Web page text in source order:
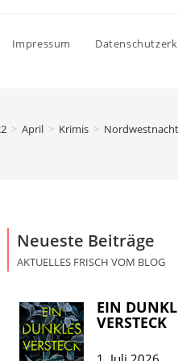
Impressum
> April > Krimis > Nordwestnacht
Neueste Beiträge
AKTUELLES FRISCH VOM BLOG
EIN
VERSTECK